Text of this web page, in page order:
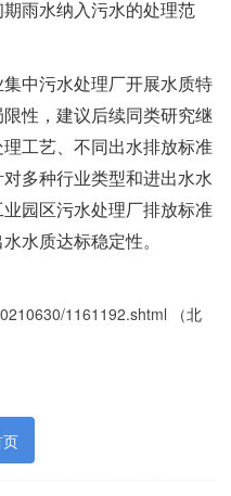
雨水纳入污水的处理范
中污水处理厂开展水质特
性，建议后续同类研究继
工艺、不同出水排放标准
多种行业类型和进出水水
园区污水处理厂排放标准
水质达标稳定性。
1161192.shtml （北